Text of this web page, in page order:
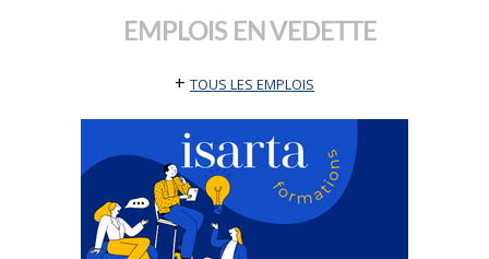
EMPLOIS EN VEDETTE
+ TOUS LES EMPLOIS